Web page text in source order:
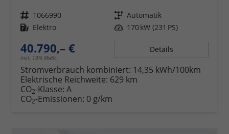
Fahrzeugnr. 1066990 Getriebe Automatik
Kraftstoff Elektro Leistung 170 kW (231 PS)
40.790,– €
incl. 19% MwSt.
Details
Stromverbrauch kombiniert: 14,35 kWh/100km
Elektrische Reichweite: 629 km
CO2-Klasse: A
CO2-Emissionen: 0 g/km